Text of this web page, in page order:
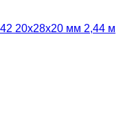
20х28х20 мм 2,44 м